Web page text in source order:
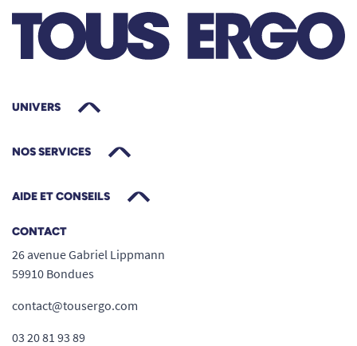
UNIVERS
NOS SERVICES
AIDE ET CONSEILS
CONTACT
26 avenue Gabriel Lippmann
59910 Bondues
contact@tousergo.com
03 20 81 93 89